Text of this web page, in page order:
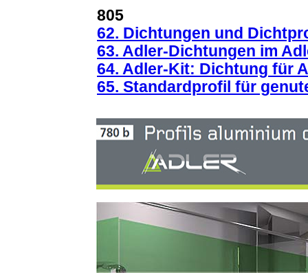
805
62. Dichtungen und
63. Adler-Dichtungen im
64. Adler-Kit: Dichtung für
65. Standardprofil für